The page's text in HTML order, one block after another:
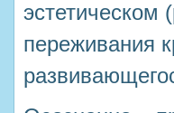
эстетическом
переживания